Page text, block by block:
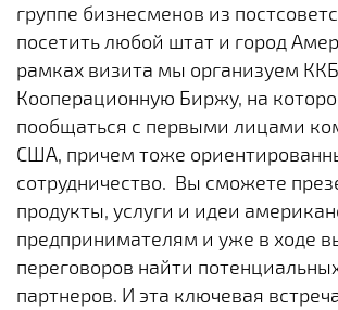
группе бизнесменов из
посетить любой штат и город
рамках визита мы организуем
Кооперационную Биржу, на
пообщаться с первыми лицами
США, причем тоже
сотрудничество. Вы сможете
продукты, услуги и идеи
предпринимателям и уже в ходе
переговоров найти
партнеров. И эта ключевая